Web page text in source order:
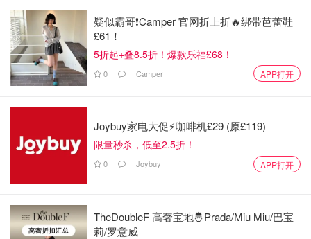
疑似霸哥❗️Camper 官网折上折🔥绑带芭蕾鞋
£61！
5折起+叠8.5折！爆款乐福£68！
0 Camper APP打开
Joybuy家电大促⚡咖啡机£29 (原£119)
限量秒杀，低至2.5折！
0 Joybuy APP打开
TheDoubleF 高奢宝地🤴Prada/Miu Miu/巴宝
莉/罗意威